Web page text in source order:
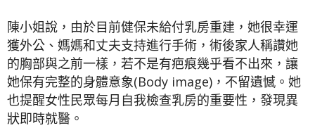
陳小姐說，由於目前健保未給付乳房重建，她很幸運
獲外公、媽媽和丈夫支持進行手術，術後家人稱讚她
的胸部與之前一樣，若不是有疤痕幾乎看不出來，讓
她保有完整的身體意象(Body image)，不留遺憾。她
也提醒女性民眾每月自我檢查乳房的重要性，發現異
狀即時就醫。